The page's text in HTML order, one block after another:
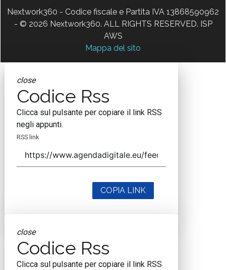
Nextwork360 - Codice fiscale e Partita IVA 13868590962
- © 2026 Nextwork360. ALL RIGHTS RESERVED. ISP
AWS
Mappa del sito
close
Codice Rss
Clicca sul pulsante per copiare il link RSS
negli appunti.
RSS link
COPIA LINK
close
Codice Rss
Clicca sul pulsante per copiare il link RSS